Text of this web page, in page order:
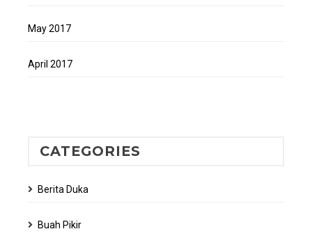
May 2017
April 2017
CATEGORIES
Berita Duka
Buah Pikir